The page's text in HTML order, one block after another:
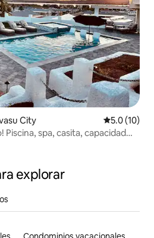
City Calificación
5.0 (10)
Piscina, spa, casita, capacidad
explorar